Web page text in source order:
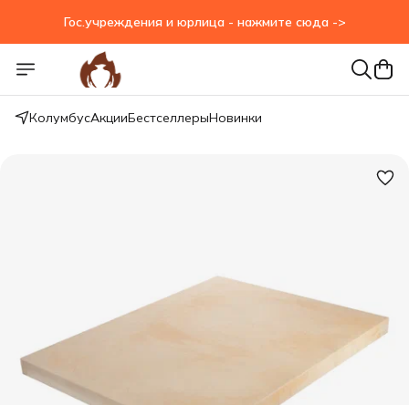
Гос.учреждения и юрлица - нажмите сюда ->
КолумбусАкцииБестселлерыНовинки